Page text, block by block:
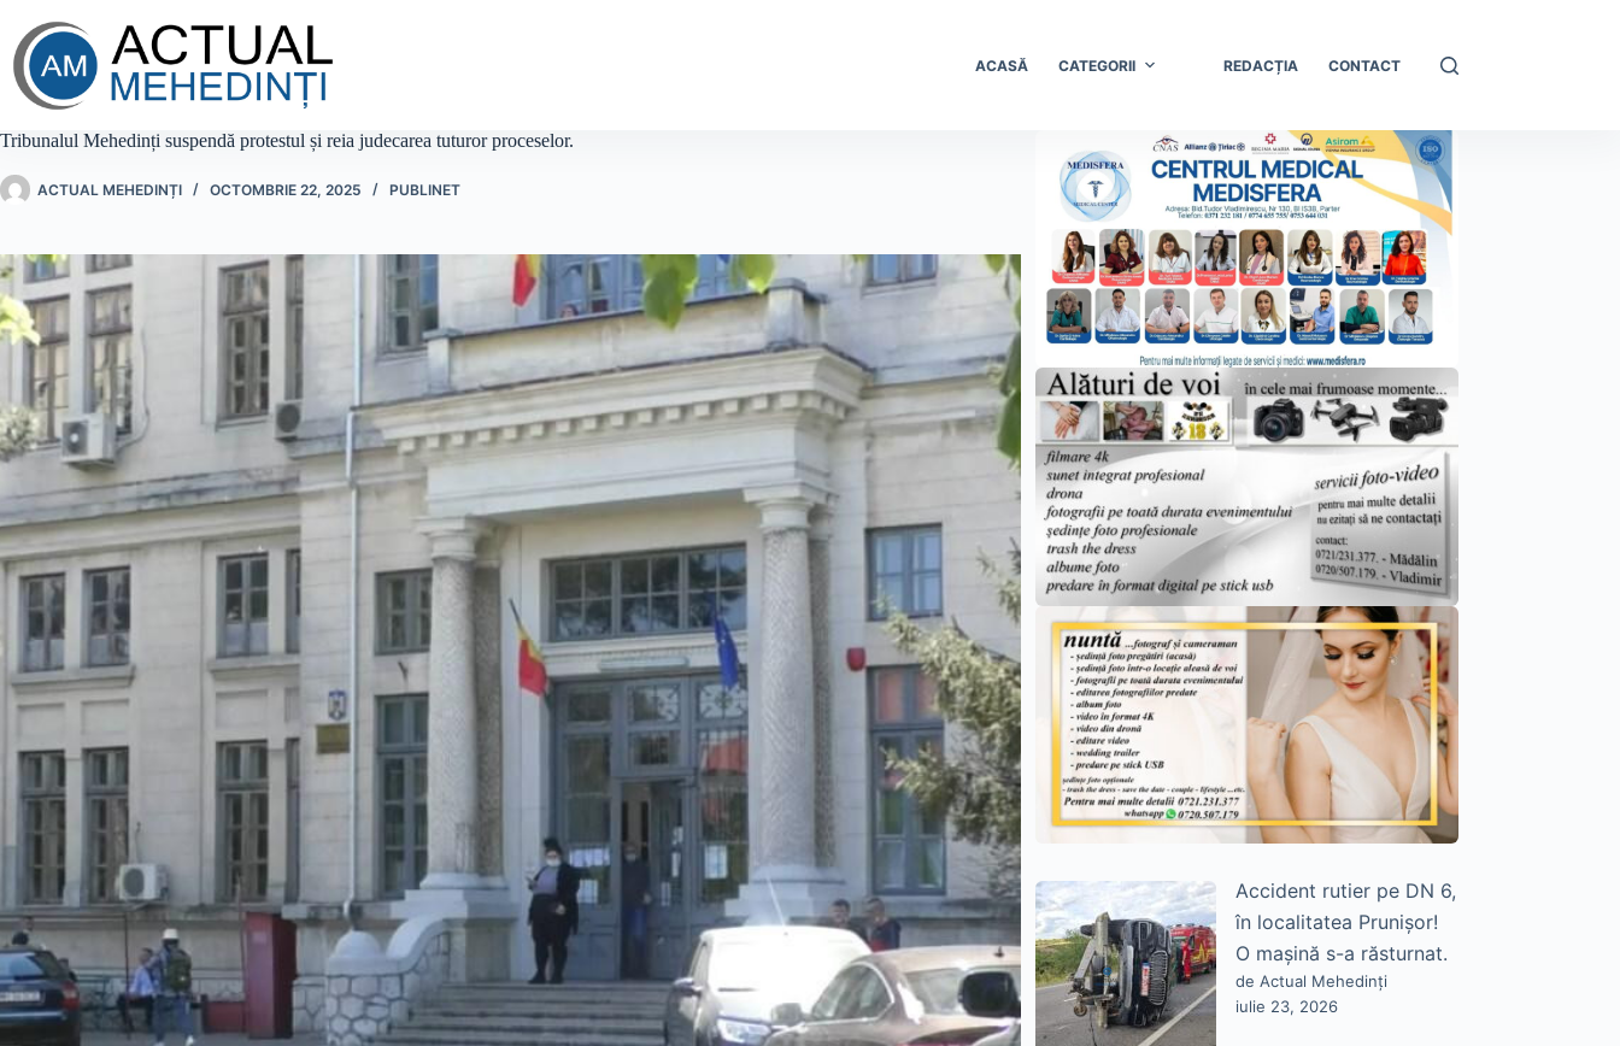
conținut
ACASĂ CATEGORII REDACȚIA CONTACT
Tribunalul Mehedinți suspendă protestul și reia judecarea tuturor proceselor.
ACTUAL MEHEDINȚI OCTOMBRIE 22, 2025 PUBLINET
Accident rutier pe DN 6,
în localitatea Prunișor!
O mașină s-a răsturnat.
de Actual Mehedinți
iulie 23, 2026